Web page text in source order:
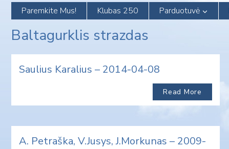
Paremkite Mus! Klubas 250 Parduotuvė
Baltagurklis strazdas
Saulius Karalius – 2014-04-08
Read More
A. Petraška, V.Jusys, J.Morkunas – 2009-